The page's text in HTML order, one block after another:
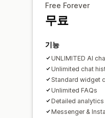
Free Forever
무료
기능
UNLIMITED AI
Unlimited chat
Standard widget
Unlimited FAQs
Detailed analytics
Messenger &